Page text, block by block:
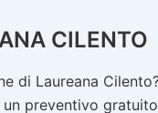
CILENTO
di Laureana
preventivo